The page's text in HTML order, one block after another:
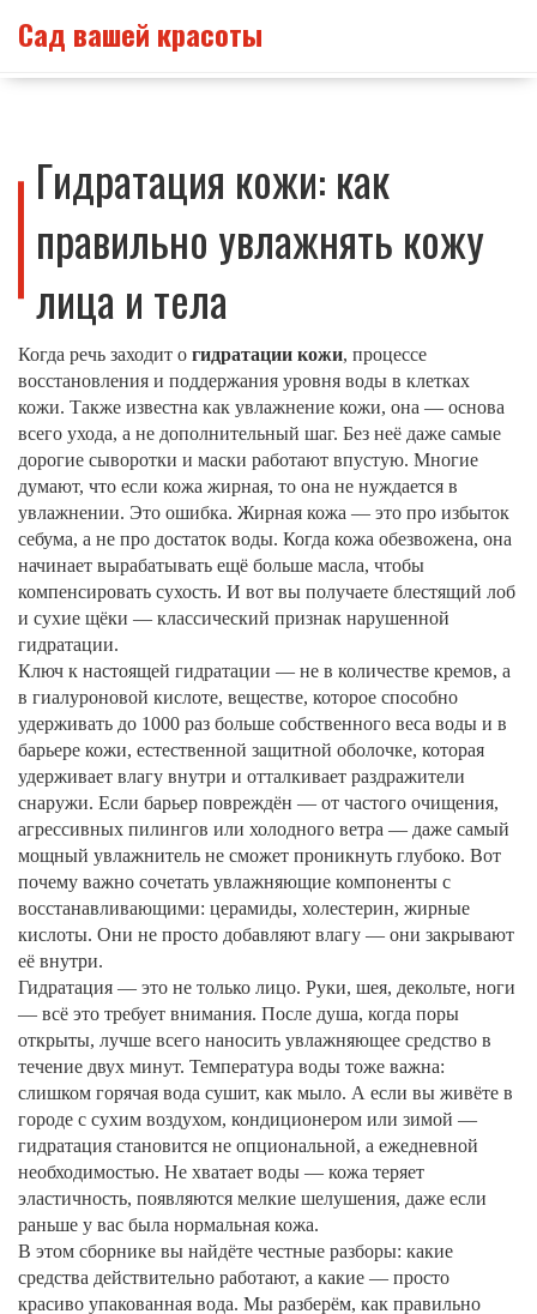
Сад вашей красоты
Гидратация кожи: как
правильно увлажнять кожу
лица и тела
Когда речь заходит о гидратации кожи, процессе
восстановления и поддержания уровня воды в клетках
кожи. Также известна как увлажнение кожи, она — основа
всего ухода, а не дополнительный шаг. Без неё даже самые
дорогие сыворотки и маски работают впустую. Многие
думают, что если кожа жирная, то она не нуждается в
увлажнении. Это ошибка. Жирная кожа — это про избыток
себума, а не про достаток воды. Когда кожа обезвожена, она
начинает вырабатывать ещё больше масла, чтобы
компенсировать сухость. И вот вы получаете блестящий лоб
и сухие щёки — классический признак нарушенной
гидратации.
Ключ к настоящей гидратации — не в количестве кремов, а
в гиалуроновой кислоте, веществе, которое способно
удерживать до 1000 раз больше собственного веса воды и в
барьере кожи, естественной защитной оболочке, которая
удерживает влагу внутри и отталкивает раздражители
снаружи. Если барьер повреждён — от частого очищения,
агрессивных пилингов или холодного ветра — даже самый
мощный увлажнитель не сможет проникнуть глубоко. Вот
почему важно сочетать увлажняющие компоненты с
восстанавливающими: церамиды, холестерин, жирные
кислоты. Они не просто добавляют влагу — они закрывают
её внутри.
Гидратация — это не только лицо. Руки, шея, декольте, ноги
— всё это требует внимания. После душа, когда поры
открыты, лучше всего наносить увлажняющее средство в
течение двух минут. Температура воды тоже важна:
слишком горячая вода сушит, как мыло. А если вы живёте в
городе с сухим воздухом, кондиционером или зимой —
гидратация становится не опциональной, а ежедневной
необходимостью. Не хватает воды — кожа теряет
эластичность, появляются мелкие шелушения, даже если
раньше у вас была нормальная кожа.
В этом сборнике вы найдёте честные разборы: какие
средства действительно работают, а какие — просто
красиво упакованная вода. Мы разберём, как правильно